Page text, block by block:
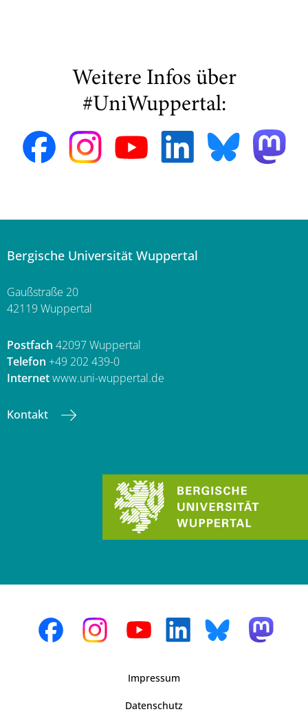
Weitere Infos über
#UniWuppertal:
Bergische Universität Wuppertal
Gaußstraße 20
42119 Wuppertal
Postfach 42097 Wuppertal
Telefon +49 202 439-0
Internetwww.uni-wuppertal.de
Kontakt
Impressum
Datenschutz